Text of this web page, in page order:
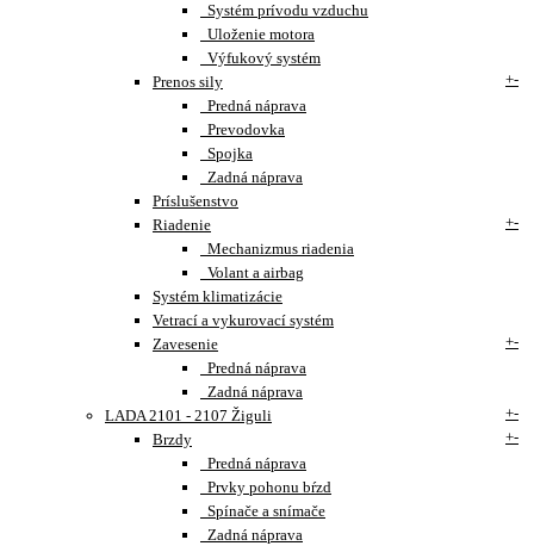
Systém prívodu vzduchu
Uloženie motora
Výfukový systém
Prenos sily
+-
Predná náprava
Prevodovka
Spojka
Zadná náprava
Príslušenstvo
Riadenie
+-
Mechanizmus riadenia
Volant a airbag
Systém klimatizácie
Vetrací a vykurovací systém
Zavesenie
+-
Predná náprava
Zadná náprava
LADA 2101 - 2107 Žiguli
+-
Brzdy
+-
Predná náprava
Prvky pohonu bŕzd
Spínače a snímače
Zadná náprava